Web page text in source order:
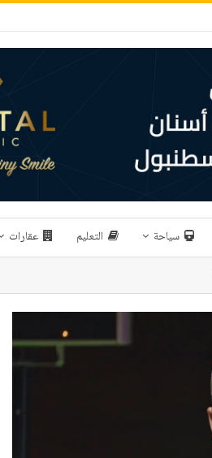
سياحة التعليم عقارات